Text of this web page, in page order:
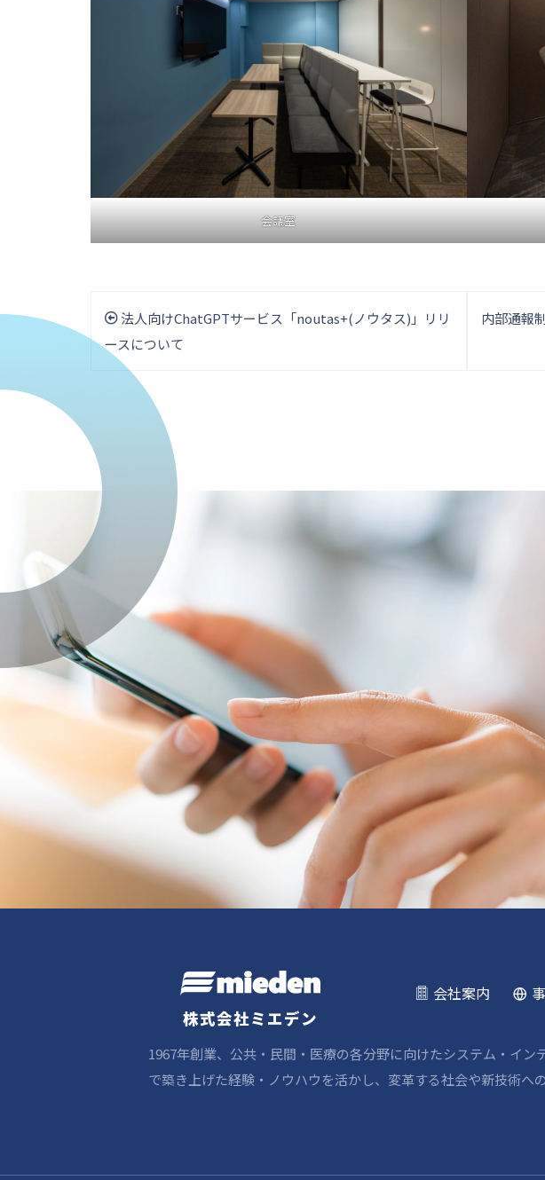
会議室
投
ン
法人向けChatGPTサービス「noutas+(ノウタス)」リリ
ースについて
内部通報
株式会社ミエデン
会社案内
1967年創業、公共・民間・医療の各分野に向けたシステム・イ
で築き上げた経験・ノウハウを活かし、変革する社会や新技術へ